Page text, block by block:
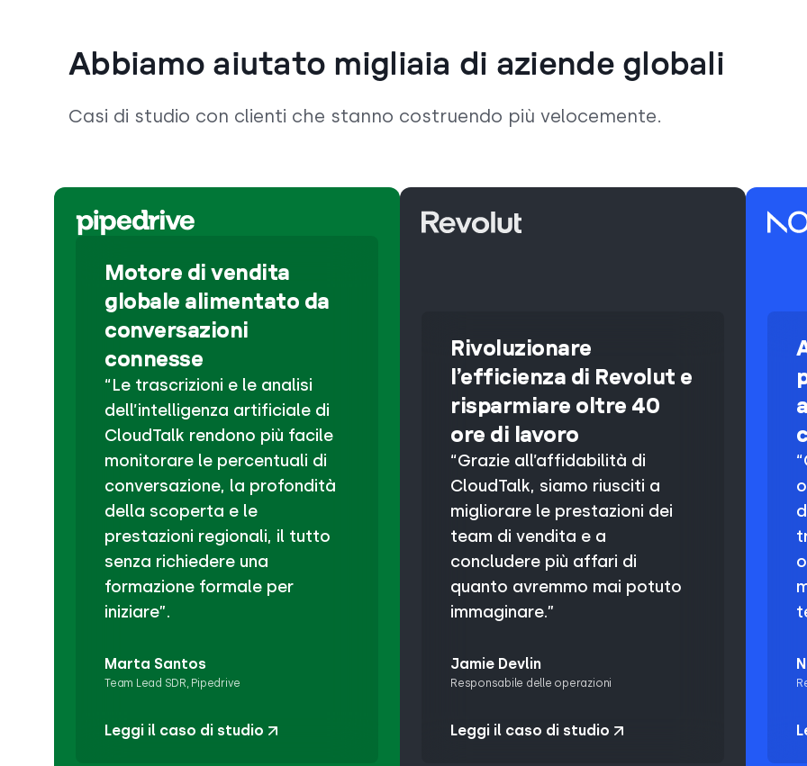
Abbiamo aiutato migliaia di aziende globali
Casi di studio con clienti che stanno costruendo più velocemente.
Motore di vendita
globale alimentato da
conversazioni
connesse
“Le trascrizioni e le analisi
dell’intelligenza artificiale di
CloudTalk rendono più facile
monitorare le percentuali di
conversazione, la profondità
della scoperta e le
prestazioni regionali, il tutto
senza richiedere una
formazione formale per
iniziare”.
Marta Santos
Team Lead SDR, Pipedrive
Leggi il caso di studio
Rivoluzionare
l’efficienza di Revolut e
risparmiare oltre 40
ore di lavoro
“Grazie all’affidabilità di
CloudTalk, siamo riusciti a
migliorare le prestazioni dei
team di vendita e a
concludere più affari di
quanto avremmo mai potuto
immaginare.”
Jamie Devlin
Responsabile delle operazioni
Leggi il caso di studio